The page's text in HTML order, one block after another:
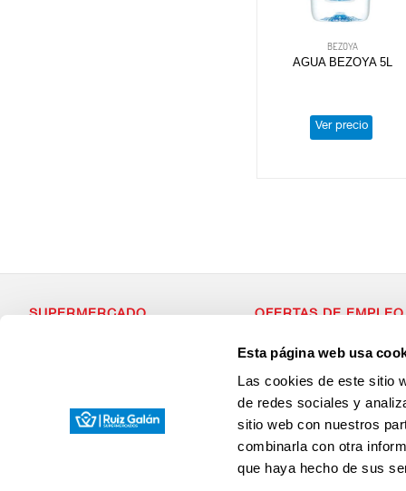
Esta página web usa
Las cookies de este sitio
de redes sociales y
sitio web con nuestros
combinarla con otra
que haya hecho de sus
BEZOYA
AGUA BEZOYA 5L
Ver precio
SUPERMERCADO
Charcutería
Quesos al Corte
OFERTAS DE EMPLEO
con valores, que apuesta